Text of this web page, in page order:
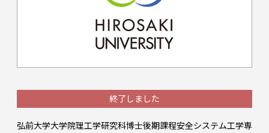
終了しました
弘前大学大学院理工学研究科博士後期課程安全システム工学専